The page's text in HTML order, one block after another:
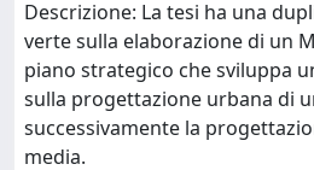
Descrizione: La tesi ha una
verte sulla elaborazione di un
piano strategico che sviluppa
sulla progettazione urbana di
successivamente la
media.